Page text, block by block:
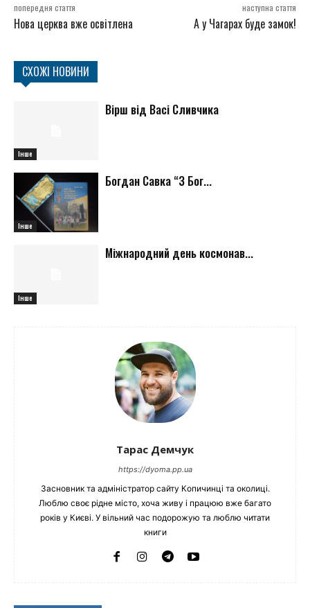
попередня стаття
Нова церква вже освітлена
наступна стаття
А у Чагарах буде замок!
СХОЖІ НОВИНИ
Інше
Вірш від Васі Сливчика
Інше
Богдан Савка “З Бог...
Інше
Міжнародний день космонав...
Тарас Демчук
https://dyoma.pp.ua
Засновник та адміністратор сайту Копичинці та околиці.
Люблю своє рідне місто, хоча живу і працюю вже багато
років у Києві. У вільний час подорожую та люблю читати
книги